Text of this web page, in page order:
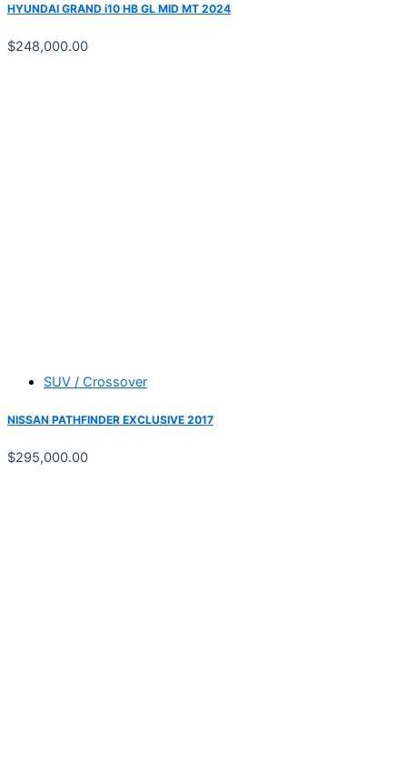
HYUNDAI GRAND i10 HB GL MID MT 2024
$248,000.00
SUV / Crossover
NISSAN PATHFINDER EXCLUSIVE 2017
$295,000.00